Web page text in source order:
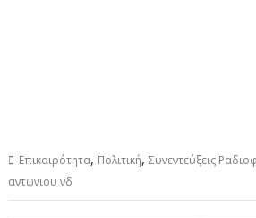
Επικαιρότητα, Πολιτική,Συνεντεύξεις
αντωνιου νδ